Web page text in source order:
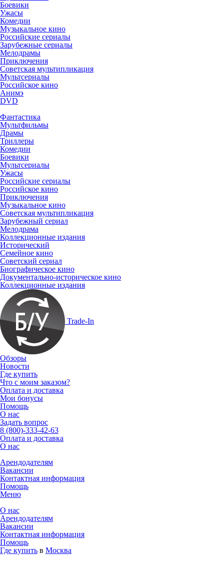
Боевики
Ужасы
Комедии
Музыкальное кино
Российские сериалы
Зарубежные сериалы
Мелодрамы
Приключения
Советская мультипликация
Мультсериалы
Российское кино
Анимэ
DVD
Фантастика
Мультфильмы
Драмы
Триллеры
Комедии
Боевики
Мультсериалы
Ужасы
Российские сериалы
Российское кино
Приключения
Музыкальное кино
Советская мультипликация
Зарубежный сериал
Мелодрама
Коллекционные издания
Исторический
Семейное кино
Советский сериал
Биографическое кино
Документально-историческое кино
Коллекционные издания
Trade-In
Обзоры
Новости
Где купить
Что с моим заказом?
Оплата и доставка
Мои бонусы
Помощь
О нас
Задать вопрос
8 (800)-333-42-63
Оплата и доставка
О нас
Арендодателям
Вакансии
Контактная информация
Помощь
Меню
О нас
Арендодателям
Вакансии
Контактная информация
Помощь
Где купить в Москва